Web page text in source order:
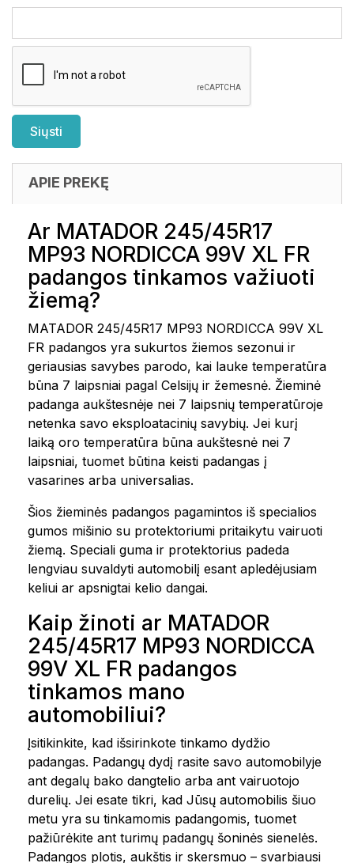
APIE PREKĘ
Ar MATADOR 245/45R17
MP93 NORDICCA 99V XL FR
padangos tinkamos važiuoti
žiemą?
MATADOR 245/45R17 MP93 NORDICCA 99V XL
FR padangos yra sukurtos žiemos sezonui ir
geriausias savybes parodo, kai lauke temperatūra
būna 7 laipsniai pagal Celsijų ir žemesnė. Žieminė
padanga aukštesnėje nei 7 laipsnių temperatūroje
netenka savo eksploatacinių savybių. Jei kurį
laiką oro temperatūra būna aukštesnė nei 7
laipsniai, tuomet būtina keisti padangas į
vasarines arba universalias.
Šios žieminės padangos pagamintos iš specialios
gumos mišinio su protektoriumi pritaikytu vairuoti
žiemą. Speciali guma ir protektorius padeda
lengviau suvaldyti automobilį esant apledėjusiam
keliui ar apsnigtai kelio dangai.
Kaip žinoti ar MATADOR
245/45R17 MP93 NORDICCA
99V XL FR padangos
tinkamos mano
automobiliui?
Įsitikinkite, kad išsirinkote tinkamo dydžio
padangas. Padangų dydį rasite savo automobilyje
ant degalų bako dangtelio arba ant vairuotojo
durelių. Jei esate tikri, kad Jūsų automobilis šiuo
metu yra su tinkamomis padangomis, tuomet
pažiūrėkite ant turimų padangų šoninės sienelės.
Padangos plotis, aukštis ir skersmuo – svarbiausi